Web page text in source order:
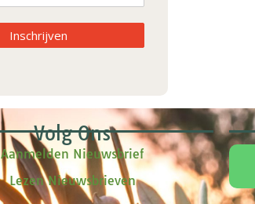
Inschrijven
Volg Ons
Aanmelden Nieuwsbrief
Lezen Nieuwsbrieven